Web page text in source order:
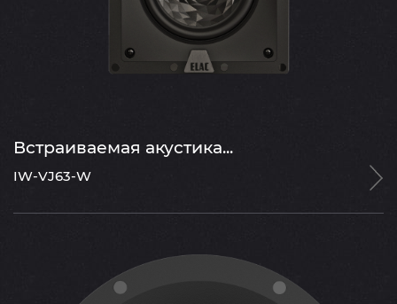
Встраиваемая акустика...
IW-VJ63-W